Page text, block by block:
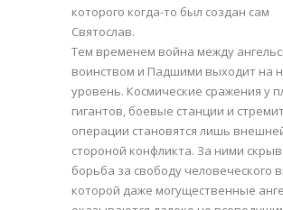
которого когда-то был создан сам
Святослав.
Тем временем война между
воинством и Падшими выходит на
уровень. Космические сражения у
гигантов, боевые станции и
операции становятся лишь
стороной конфликта. За ними
борьба за свободу человеческого
которой даже могущественные